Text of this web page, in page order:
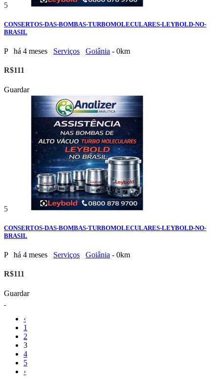
5
CONSERTOS-DAS-BOMBAS-TURBOMOLECULARES-LEYBOLD-NO-
BRASIL
P há 4 meses Serviços Goiânia - 0km
R$111
Guardar
5
CONSERTOS-DAS-BOMBAS-TURBOMOLECULARES-LEYBOLD-NO-
BRASIL
P há 4 meses Serviços Goiânia - 0km
R$111
Guardar
‹
1
2
3
4
5
›